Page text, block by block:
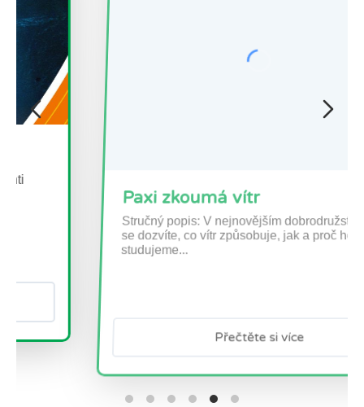
Paxi zkoumá vítr
Stručný popis: V nejnovějším dobrodružství Paxi
se dozvíte, co vítr způsobuje, jak a proč ho
studujeme...